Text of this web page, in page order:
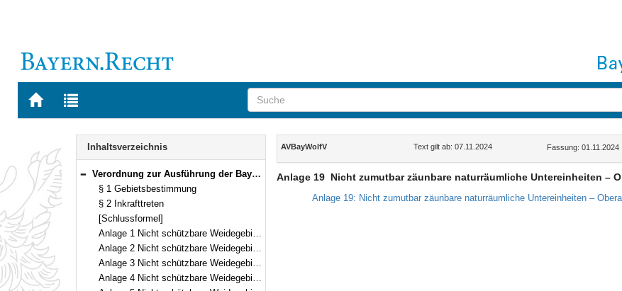
Zur
BAYERN.RECHT
Zur
letzten
Navigation
Inhaltsverzeichnis
Bereich reduzieren
Verordnung zur Ausführung der Bayerischen Wolfsverordnung (AVBayWolfV) Vom 1. November 2024 (BayMBl. Nr. 521 ) BayVV Gliederungsnummer 791-1-15-U (§§ 1–2)
§ 1 Gebietsbestimmung
§ 2 Inkrafttreten
[Schlussformel]
Anlage 1 Nicht schützbare Weidegebiete – Oberallgäu
Anlage 2 Nicht schützbare Weidegebiete – Oberallgäu
Anlage 3 Nicht schützbare Weidegebiete – Oberallgäu / Ostallgäu
Anlage 4 Nicht schützbare Weidegebiete – Oberallgäu
Inhalt
AVBayWolfV Text gilt ab: 07.11.2024 Fassung: 01.11.2024
Anlage 19 Nicht zumutbar zäunbare naturräumliche Untereinheiten –
Anlage 19: Nicht zumutbar zäunbare naturräumliche Untereinheiten –